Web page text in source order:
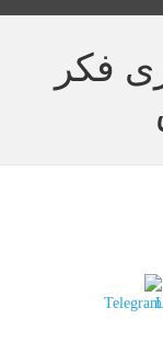
فکر